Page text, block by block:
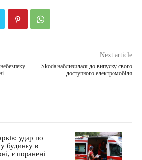
Next article
Skoda наблизилася до випуску свого
доступного електромобіля
удар по
будинку в
є поранені